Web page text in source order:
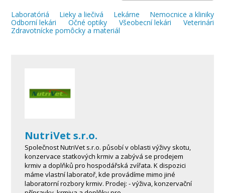
Laboratóriá Lieky a liečivá Lekárne
Nemocnice a kliniky
Odborní lekári
Očné optiky Všeobecní lekári
Veterinári
Zdravotnícke pomôcky a materiál
NutriVet s.r.o.
Společnost NutriVet s.r.o. působí v oblasti výživy skotu,
konzervace statkových krmiv a zabývá se prodejem
krmiv a doplňků pro hospodářská zvířata. K dispozici
máme vlastní laboratoř, kde provádíme mimo jiné
laboratorní rozbory krmiv. Prodej: - výživa, konzervační